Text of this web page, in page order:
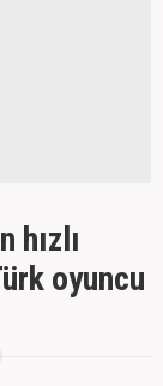
hızlı
oyuncu